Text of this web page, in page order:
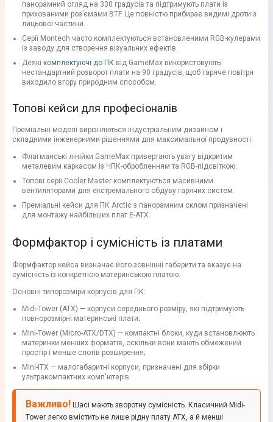
панорамний огляд на 330 градусів та підтримують плати із
прихованими роз’ємами BTF. Це повністю прибирає видимі дроти з
лицьової частини.
Серії Montech часто комплектуються встановленими RGB-кулерами
із заводу для створення візуальних ефектів.
Деякі комплектуючі до ПК від GameMax використовують
нестандартний розворот плати на 90 градусів, щоб гаряче повітря
виходило вгору природним способом.
Топові кейси для професіоналів
Преміальні моделі вирізняються індустріальним дизайном і
складними інженерними рішеннями для максимальної продувності.
Флагманські лінійки GameMax привертають увагу відкритим
металевим каркасом із ЧПК-обробленням та RGB-підсвіткою.
Топові серії Cooler Master комплектуються масивними
вентиляторами для екстремального обдуву гарячих систем.
Преміальні кейси для ПК Arctic з панорамним склом призначені
для монтажу найбільших плат E-ATX.
Формфактор і сумісність із платами
Формфактор кейса визначає його зовнішні габарити та вказує на
сумісність із конкретною материнською платою.
Основні типорозміри корпусів для ПК:
Midi-Tower (ATX) — корпуси середнього розміру, які підтримують
повнорозмірні материнські плати;
Mini-Tower (Micro-ATX/DTX) — компактні блоки, куди встановлюють
материнки менших форматів, оскільки вони мають обмежений
простір і менше слотів розширення;
Mini-ITX — малогабаритні корпуси, призначені для збірки
ультракомпактних комп'ютерів.
Важливо! Шасі мають зворотну сумісність. Класичний Midi-
Tower легко вмістить не лише рідну плату ATX, а й менші